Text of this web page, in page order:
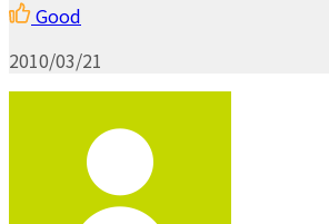
Good
2010/03/21